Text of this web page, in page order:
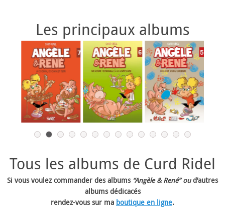
Les principaux albums
Tous les albums de Curd Ridel
Si vous voulez commander des albums “Angèle & René” oud’autres
albums dédicacés
rendez-vous sur ma boutique en ligne.